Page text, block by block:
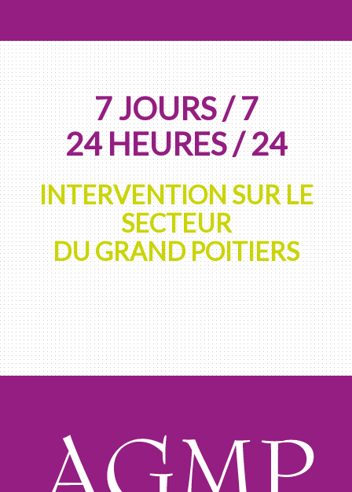
7 JOURS / 7
24 HEURES / 24
INTERVENTION SUR LE
SECTEUR
DU GRAND POITIERS